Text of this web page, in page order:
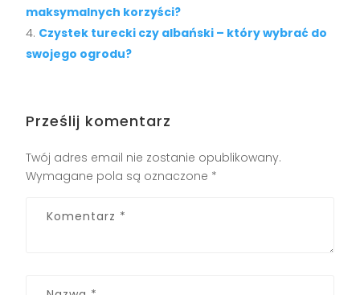
maksymalnych korzyści?
Czystek turecki czy albański – który wybrać do
swojego ogrodu?
Prześlij komentarz
Twój adres email nie zostanie opublikowany.
Wymagane pola są oznaczone *